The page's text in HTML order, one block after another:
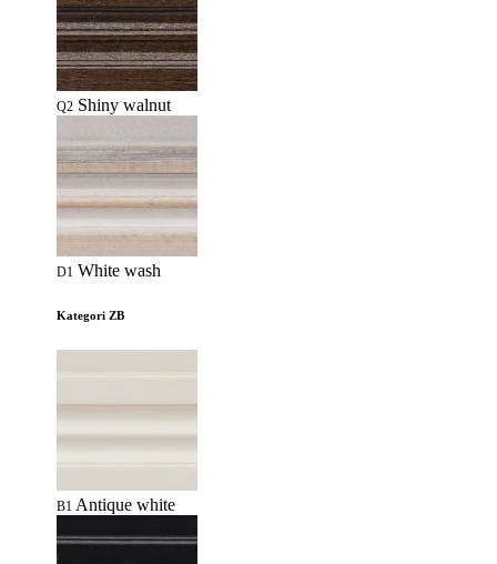
Q2 Shiny walnut
D1 White wash
Kategori ZB
B1 Antique white